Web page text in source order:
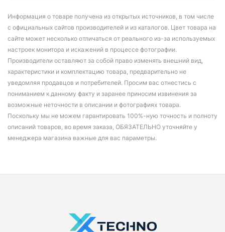
Информация о товаре получена из открытых источников, в том числе
с официальных сайтов производителей и из каталогов. Цвет товара на
сайте может несколько отличаться от реального из-за используемых
настроек монитора и искажений в процессе фотографии.
Производители оставляют за собой право изменять внешний вид,
характеристики и комплектацию товара, предварительно не
уведомляя продавцов и потребителей. Просим вас отнестись с
пониманием к данному факту и заранее приносим извинения за
возможные неточности в описании и фотографиях товара.
Поскольку мы не можем гарантировать 100%-ную точность и полноту
описаний товаров, во время заказа, ОБЯЗАТЕЛЬНО уточняйте у
менеджера магазина важные для вас параметры.